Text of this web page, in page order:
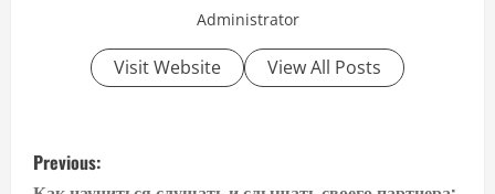
Administrator
Visit Website View All Posts
P
Previous: